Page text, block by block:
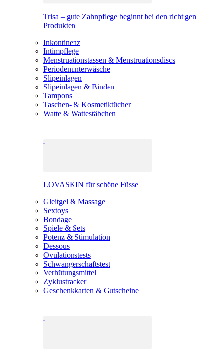
Trisa – gute Zahnpflege beginnt bei den richtigen
Produkten
Inkontinenz
Intimpflege
Menstruationstassen & Menstruationsdiscs
Periodenunterwäsche
Slipeinlagen
Slipeinlagen & Binden
Tampons
Taschen- & Kosmetiktücher
Watte & Wattestäbchen
LOVASKIN für schöne Füsse
Gleitgel & Massage
Sextoys
Bondage
Spiele & Sets
Potenz & Stimulation
Dessous
Ovulationstests
Schwangerschaftstest
Verhütungsmittel
Zyklustracker
Geschenkkarten & Gutscheine